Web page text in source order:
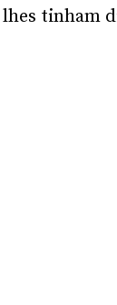
lhes tinham